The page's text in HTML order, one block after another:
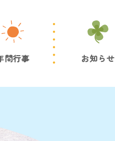
間行事 お知らせ